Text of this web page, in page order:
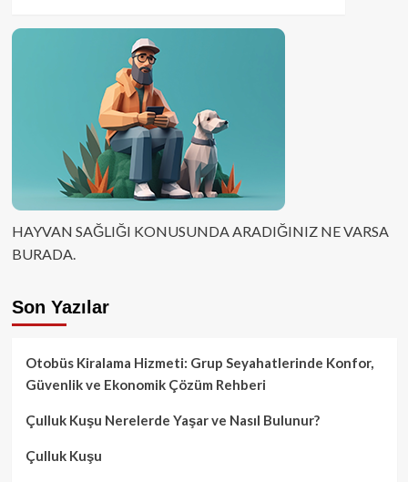
HAYVAN SAĞLIĞI KONUSUNDA ARADIĞINIZ NE VARSA
BURADA.
Son Yazılar
Otobüs Kiralama Hizmeti: Grup Seyahatlerinde Konfor,
Güvenlik ve Ekonomik Çözüm Rehberi
Çulluk Kuşu Nerelerde Yaşar ve Nasıl Bulunur?
Çulluk Kuşu